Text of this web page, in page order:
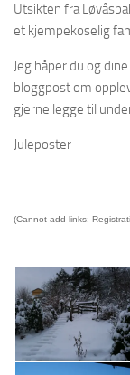
Utsikten fra
et kjempekoselig
Jeg håper du og
bloggpost om
gjerne legge til
Juleposter
(Cannot add links: